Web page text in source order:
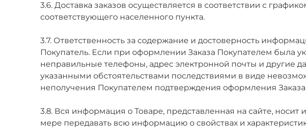
3.6. Доставка заказов осуществляется в соответствии с
соответствующего населенного пункта.
3.7. Ответственность за содержание и достоверность
Покупатель. Если при оформлении Заказа Покупателем была
неправильные телефоны, адрес электронной почты и другие
указанными обстоятельствами последствиями в виде
неполучения Покупателем подтверждения оформления
3.8. Вся информация о Товаре, представленная на сайте,
мере передавать всю информацию о свойствах и